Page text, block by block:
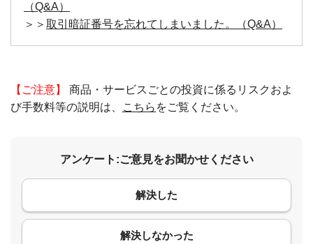
（Q&A）
＞＞ 取引暗証番号を忘れてしまいました。（Q&A）
【ご注意】
商品・サービスごとの投資に係るリスクおよ
び手数料等の説明は、
こちら をご覧ください。
アンケート:ご意見をお聞かせください
解決した
解決しなかった
コメント